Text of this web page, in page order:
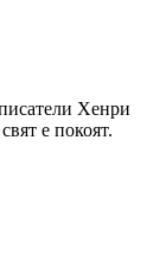
Хенри
е покоят.